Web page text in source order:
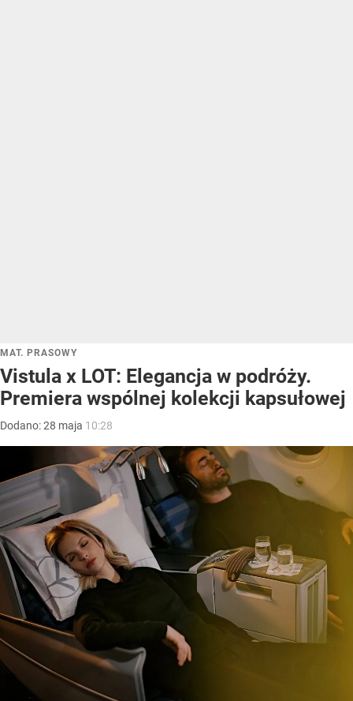
MAT. PRASOWY
Vistula x LOT: Elegancja w podróży.
Premiera wspólnej kolekcji kapsułowej
Dodano:28 maja 10:28